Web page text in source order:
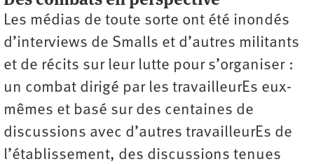
Les médias de toute sorte ont été inondés
d’interviews de Smalls et d’autres militants
et de récits sur leur lutte pour s’organiser :
un combat dirigé par les travailleurEs eux-
mêmes et basé sur des centaines de
discussions avec d’autres travailleurEs de
l’établissement, des discussions tenues